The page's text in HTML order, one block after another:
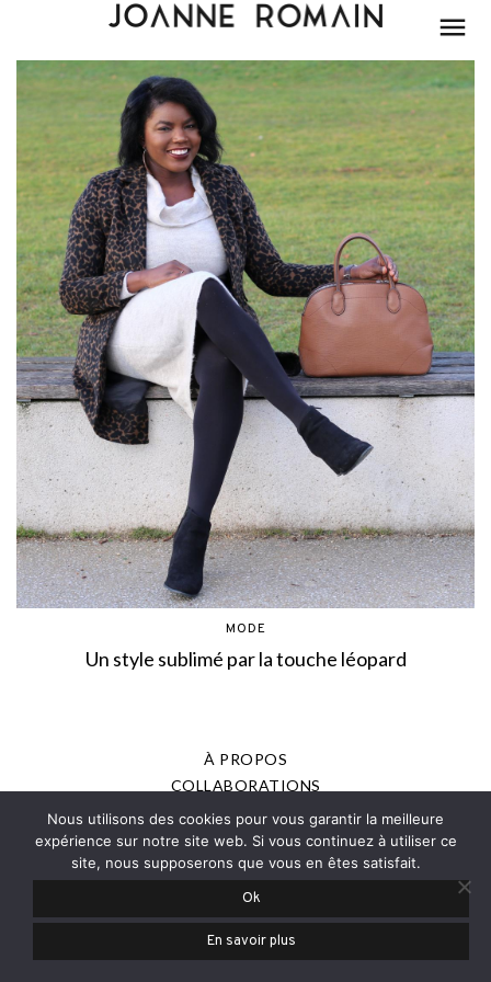
MODE
LIFESTYLE
PARIS
DÉCORATION
MODE
Un style sublimé par la touche léopard
À PROPOS
COLLABORATIONS
MENTIONS LÉGALES
POLITIQUE DE CONFIDENTIALITÉ
PRESSE
© 2013-2025 - JOANNE ROMAIN, TOUS DROITS RÉSERVÉS
Nous utilisons des cookies pour vous garantir la meilleure
expérience sur notre site web. Si vous continuez à utiliser ce
site, nous supposerons que vous en êtes satisfait.
Ok
En savoir plus